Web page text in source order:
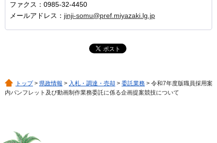
ファクス：0985-32-4450
メールアドレス： jinji-somu@pref.miyazaki.lg.jp
トップ> 県政情報 > 入札・調達・売却 > 委託業務 > 令和7年度版職員採用案
内パンフレット及び動画制作業務委託に係る企画提案競技について